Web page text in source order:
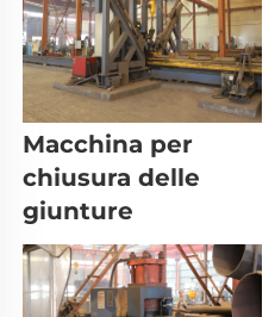
Macchina per
chiusura delle
giunture